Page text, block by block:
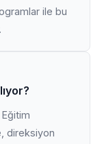
ile bu
direksiyon